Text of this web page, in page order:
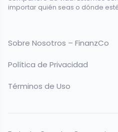
importar quién seas o dónde
Sobre Nosotros – FinanzCo
Política de Privacidad
Términos de Uso